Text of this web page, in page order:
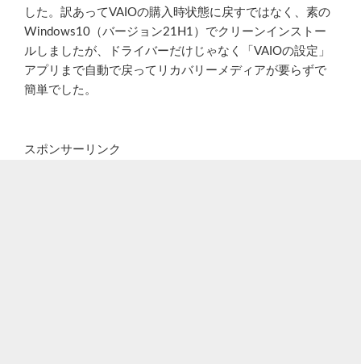
した。訳あってVAIOの購入時状態に戻すではなく、素の
Windows10（バージョン21H1）でクリーンインストー
ルしましたが、ドライバーだけじゃなく「VAIOの設定」
アプリまで自動で戻ってリカバリーメディアが要らずで
簡単でした。
スポンサーリンク